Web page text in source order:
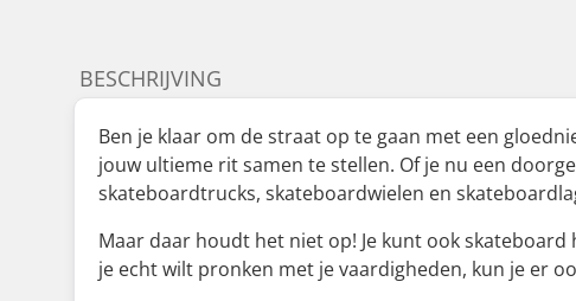
BESCHRIJVING
Ben je klaar om de straat op te gaan met een
jouw ultieme rit samen te stellen. Of je nu een
skateboardtrucks, skateboardwielen en
Maar daar houdt het niet op! Je kunt ook
je echt wilt pronken met je vaardigheden, kun je er